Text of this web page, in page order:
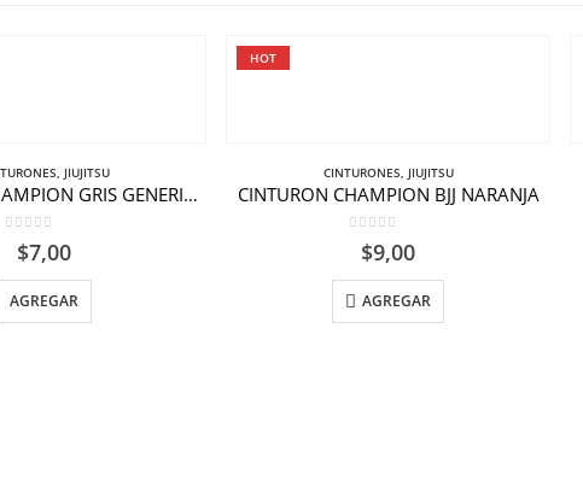
, JIUJITSU
CINTURON CHAMPION GRIS GENERICO BJJ
out of 5
$7,00
AGREGAR
HOT
CINTURONES, JIUJITSU
CINTURON CHAMPION BJJ NARANJA
out of 5
$9,00
AGREGAR